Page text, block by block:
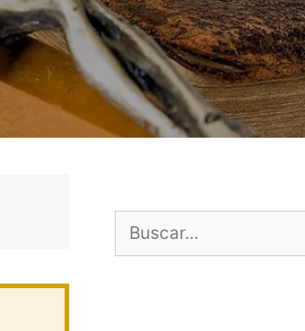
Buscar: